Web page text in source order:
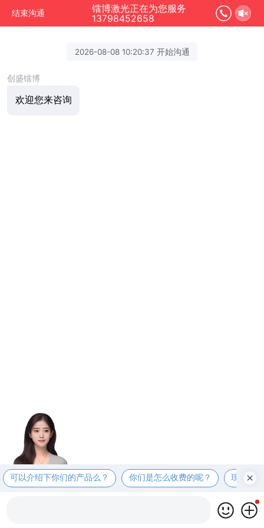
结束沟通
镭博激光正在为您服务
13798452658
2026-08-08 10:20:37 开始沟通
创盛镭博
欢迎您来咨询
可以介绍下你们的产品么？ 你们是怎么收费的呢？ 现在有